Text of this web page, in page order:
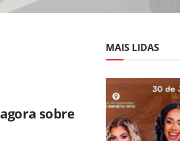
sobre
MAIS LIDAS